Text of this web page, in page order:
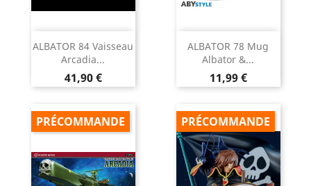
ALBATOR 84 Vaisseau
Arcadia...
Prix
41,90 €
ALBATOR 78 Mug
Albator &...
Prix
11,99 €
PRÉCOMMANDE PRÉCOMMANDE